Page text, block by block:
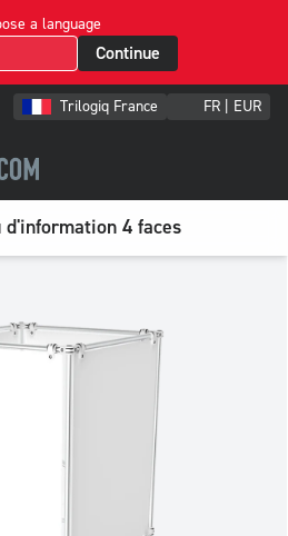
a language
Continue
Trilogiq France FR | EUR
d'information 4 faces